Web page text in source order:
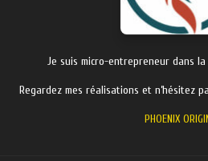
Je suis micro-entrepreneur dans
Regardez mes réalisations et n’hésitez
PHOENIX